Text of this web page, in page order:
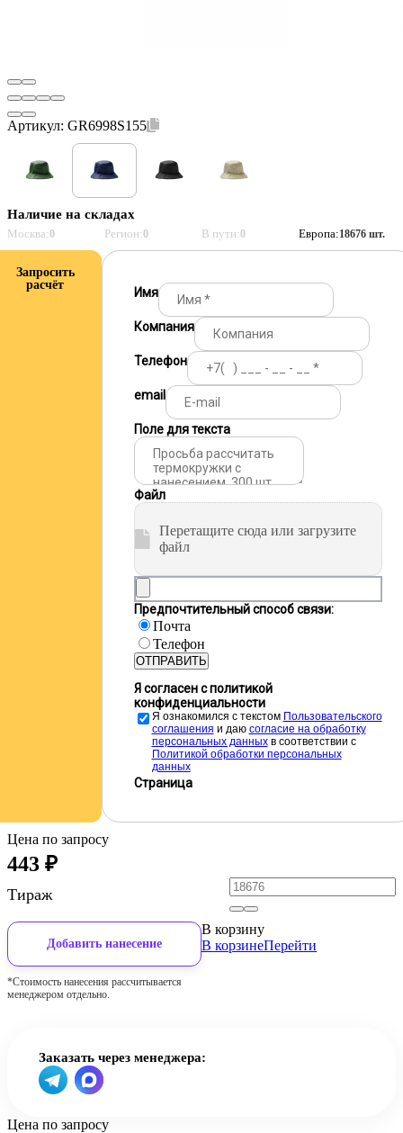
Артикул: GR6998S155
Наличие на складах
Москва:0 Регион:0 В пути:0 Европа:18676 шт.
Запросить
расчёт
Имя
Компания
Телефон
email
Поле для текста
Файл
Перетащите сюда или загрузите
файл
Предпочтительный способ связи:
Почта
Телефон
ОТПРАВИТЬ
Я согласен с политикой
конфиденциальности
Я ознакомился с текстом Пользовательского
соглашения и даю cогласие на обработку
персональных данныхв соответствии с
Политикой обработки персональных
данных
Страница
Цена по запросу
443 ₽
Тираж
Добавить нанесение
*Стоимость нанесения рассчитывается
менеджером отдельно.
В корзину
В корзинеПерейти
Заказать через менеджера:
Цена по запросу